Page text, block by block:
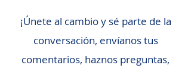
¡Únete al cambio y sé parte de la
conversación, envíanos tus
comentarios, haznos preguntas,